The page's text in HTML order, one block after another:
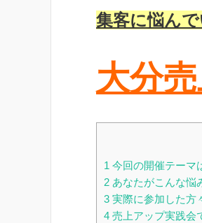
集客に悩ん
大分
1 今回の開催テーマ
2 あなたがこんな悩
3 実際に参加した方
4 売上アップ実践会